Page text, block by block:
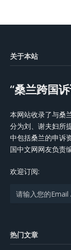
关于本站
“桑兰跨国
本网站收录了与桑
分为刘、谢夫妇所
中包括桑兰的申诉
国中文网网友负责
欢迎订阅:
热门文章